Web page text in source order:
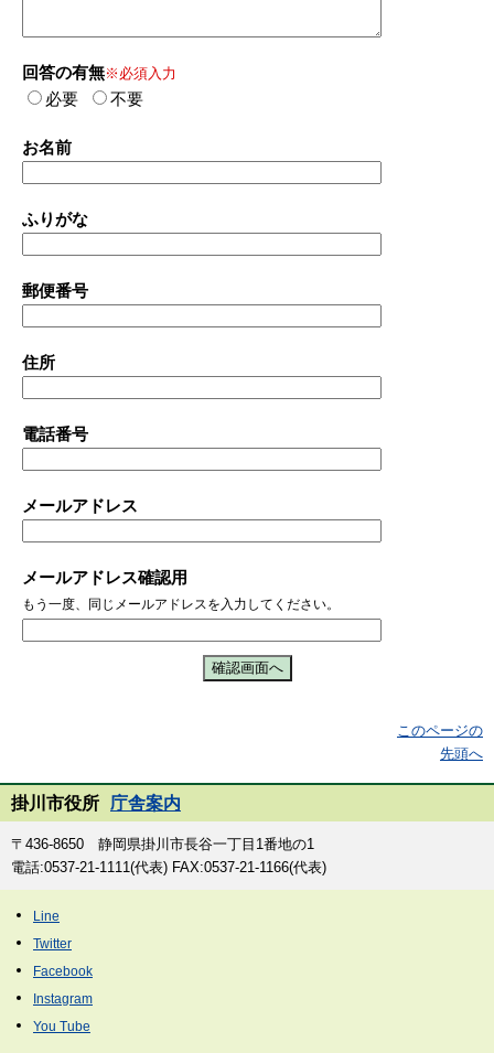
回答の有無※必須入力
必要 不要
お名前
ふりがな
郵便番号
住所
電話番号
メールアドレス
メールアドレス確認用
もう一度、同じメールアドレスを入力してください。
このページの
先頭へ
掛川市役所 庁舎案内
〒436-8650 静岡県掛川市長谷一丁目1番地の1
電話:0537-21-1111(代表) FAX:0537-21-1166(代表)